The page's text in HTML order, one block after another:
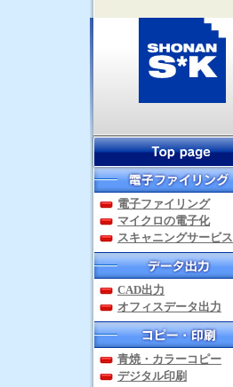
電子ファイリング
マイクロの電子化
スキャニングサービス
CAD出力
オフィスデータ出力
青焼・カラーコピー
デジタル印刷